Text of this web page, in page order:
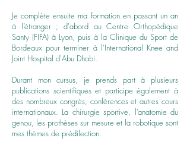
Je complète ensuite ma formation en passant un an
à l’étranger ; d'abord au Centre Orthopédique
Santy (FIFA) à Lyon, puis à la Clinique du Sport de
Bordeaux pour terminer à l’International Knee and
Joint Hospital d'Abu Dhabi.
Durant mon cursus, je prends part à plusieurs
publications scientifiques et participe également à
des nombreux congrès, conférences et autres cours
internationaux. La chirurgie sportive, l’anatomie du
genou, les prothèses sur mesure et la robotique sont
mes thèmes de prédilection.